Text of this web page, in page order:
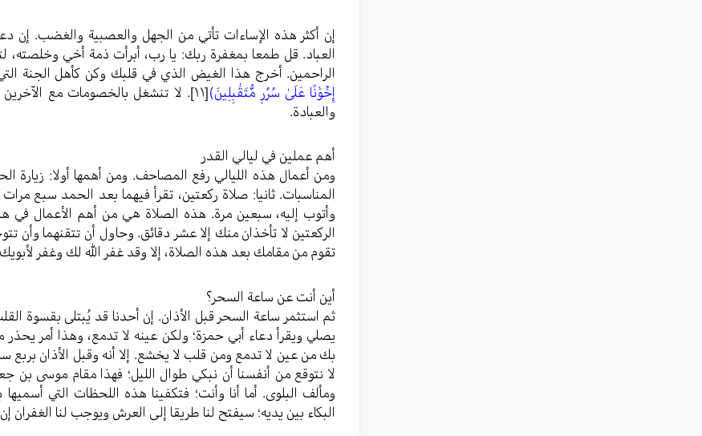
إن أكثر هذه الإساءات تأتي من الجهل والعصبية والغضب. إن
العباد. قل طمعا بمغفرة ربك: يا رب، أبرأت ذمة أخي
الراحمين. أخرج هذا الغيض الذي في قلبك وكن كأهل الجنة
إِخۡوَٰنًا عَلَىٰ سُرُرٖ مُّتَقَٰبِلِينَ)[١١]
. لا تنشغل بالخصومات مع
والعبادة.
أهم عملين في ليالي القدر
ومن أعمال هذه الليالي رفع المصاحف. ومن أهمها أولا: زيارة
المناسبات. ثانيا: صلاة ركعتين، تقرأ فيهما بعد الحمد سبع
وأتوب إليه، سبعين مرة. هذه الصلاة هي من أهم الأعمال في
الركعتين لا تأخذان منك إلا عشر دقائق. وحاول أن تتقنهما وأن
تقوم من مقامك بعد هذه الصلاة، إلا وقد غفر الله لك وغفر
أين أنت عن ساعة السحر؟
ثم استثمر ساعة السحر قبل الأذان. إن أحدنا قد يُبتلى بقسوة
يصلي ويقرأ دعاء أبي حمزة؛ ولكن عينه لا تدمع، وهذا أمر يحذر
بك من عين لا تدمع ومن قلب لا يخشع. إلا أنه وقبل الأذان بربع
لا نتوقع من أنفسنا أن نبكي طوال الليل؛ فهذا مقام موسى
ومألف البلوى. أما أنا وأنت؛ فتكفينا هذه اللحظات التي
البكاء بين يديه؛ سيفتح لنا طريقا إلى العرش ويوجب لنا الغفران